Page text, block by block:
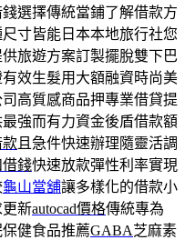
選擇傳統當鋪了解借款方
寸皆能日本本地旅行社您
旅遊方案訂製擺脫雙下巴
效生髮用大額融資時尚美
高質感商品押專業借貸提
強而有力資金後盾借款額
款 且急件快速辦理隨靈活調
借錢快速放款彈性利率實現
龜山當舖讓多樣化的借款小
新autocad價格傳統專為
健食品推薦GABA芝麻素